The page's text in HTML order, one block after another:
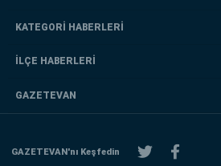
KATEGORİ HABERLERİ
İLÇE HABERLERİ
GAZETEVAN
GAZETEVAN'nı Keşfedin